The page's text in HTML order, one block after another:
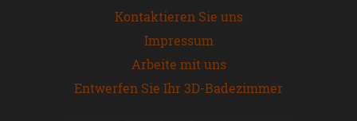
Kontaktieren Sie uns
Impressum
Arbeite mit uns
Entwerfen Sie Ihr 3D-Badezimmer